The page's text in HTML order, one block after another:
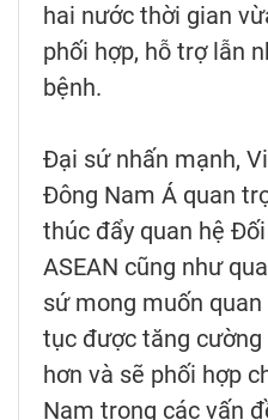
hai nước thời gian
phối hợp, hỗ trợ lẫn
bệnh.
Đại sứ nhấn mạnh,
Đông Nam Á quan
thúc đẩy quan hệ
ASEAN cũng như
sứ mong muốn
tục được tăng
hơn và sẽ phối hợp
Nam trong các vấn